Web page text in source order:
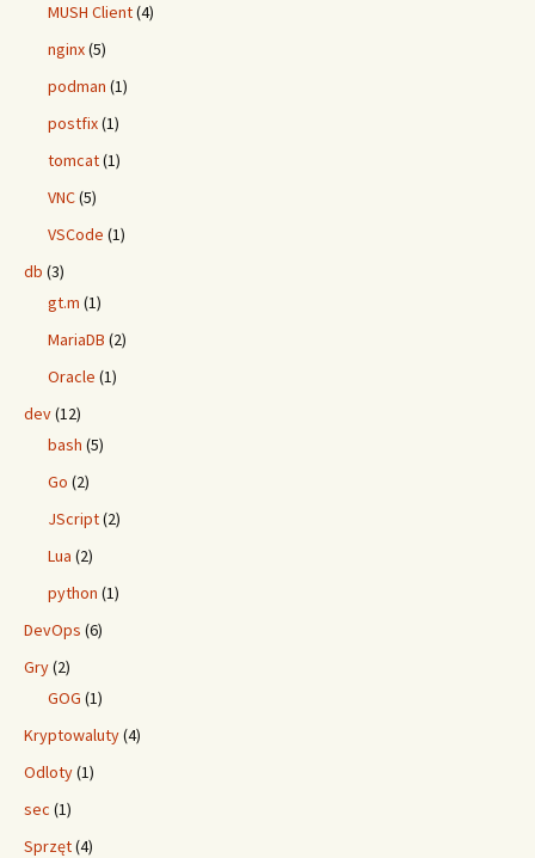
MUSH Client(4)
nginx(5)
podman (1)
postfix(1)
tomcat(1)
VNC(5)
VSCode (1)
db (3)
gt.m (1)
MariaDB (2)
Oracle (1)
dev(12)
bash (5)
Go (2)
JScript(2)
Lua (2)
python (1)
DevOps (6)
Gry(2)
GOG (1)
Kryptowaluty(4)
Odloty(1)
sec (1)
Sprzęt(4)